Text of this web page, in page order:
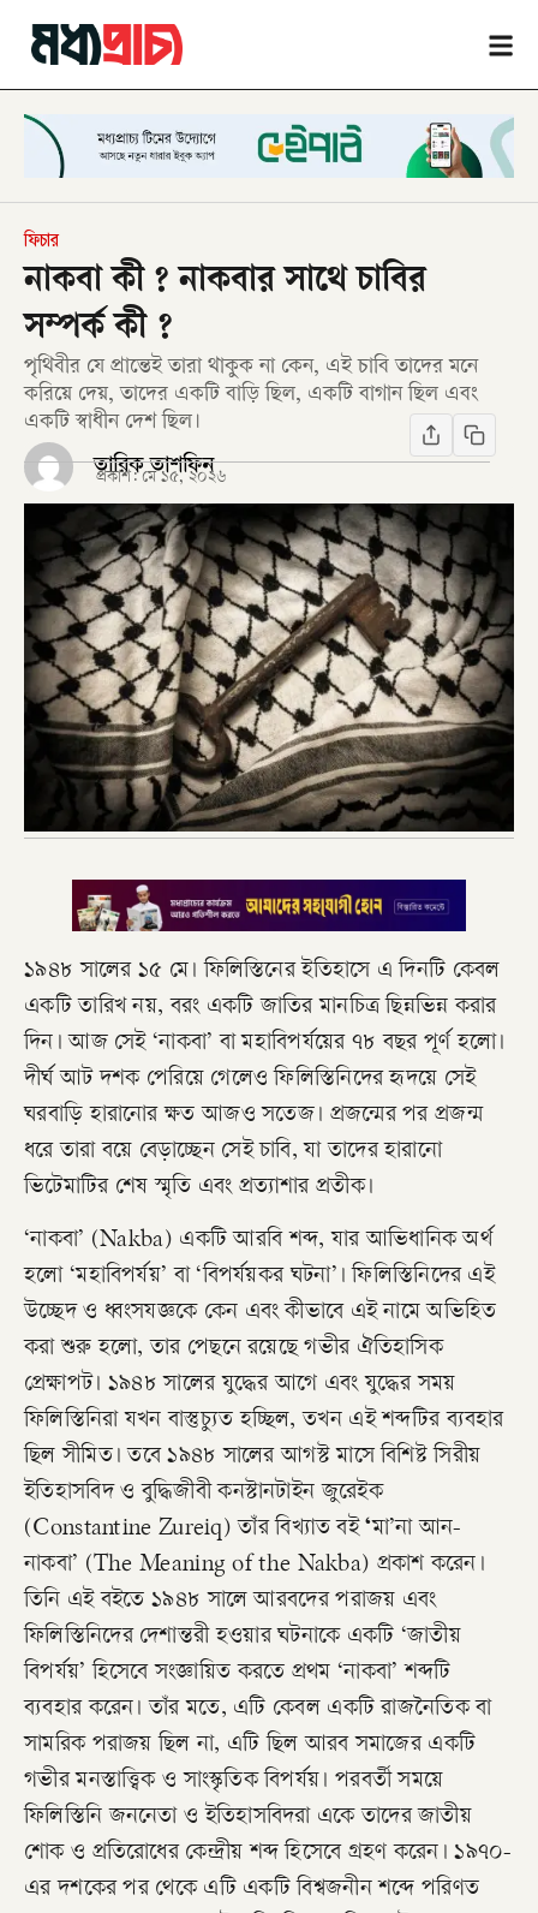
ফিচার
নাকবা কী ? নাকবার সাথে চাবির
সম্পর্ক কী ?
পৃথিবীর যে প্রান্তেই তারা থাকুক না কেন, এই চাবি তাদের মনে
করিয়ে দেয়, তাদের একটি বাড়ি ছিল, একটি বাগান ছিল এবং
একটি স্বাধীন দেশ ছিল।
তারিক তাশফিন
প্রকাশ: মে ১৫, ২০২৬
১৯৪৮ সালের ১৫ মে। ফিলিস্তিনের ইতিহাসে এ দিনটি কেবল
একটি তারিখ নয়, বরং একটি জাতির মানচিত্র ছিন্নভিন্ন করার
দিন। আজ সেই ‘নাকবা’ বা মহাবিপর্যয়ের ৭৮ বছর পূর্ণ হলো।
দীর্ঘ আট দশক পেরিয়ে গেলেও ফিলিস্তিনিদের হৃদয়ে সেই
ঘরবাড়ি হারানোর ক্ষত আজও সতেজ। প্রজন্মের পর প্রজন্ম
ধরে তারা বয়ে বেড়াচ্ছেন সেই চাবি, যা তাদের হারানো
ভিটেমাটির শেষ স্মৃতি এবং প্রত্যাশার প্রতীক।
‘নাকবা’ (Nakba) একটি আরবি শব্দ, যার আভিধানিক অর্থ
হলো ‘মহাবিপর্যয়’ বা ‘বিপর্যয়কর ঘটনা’। ফিলিস্তিনিদের এই
উচ্ছেদ ও ধ্বংসযজ্ঞকে কেন এবং কীভাবে এই নামে অভিহিত
করা শুরু হলো, তার পেছনে রয়েছে গভীর ঐতিহাসিক
প্রেক্ষাপট। ১৯৪৮ সালের যুদ্ধের আগে এবং যুদ্ধের সময়
ফিলিস্তিনিরা যখন বাস্তুচ্যুত হচ্ছিল, তখন এই শব্দটির ব্যবহার
ছিল সীমিত। তবে ১৯৪৮ সালের আগস্ট মাসে বিশিষ্ট সিরীয়
ইতিহাসবিদ ও বুদ্ধিজীবী কনস্টানটাইন জুরেইক
(Constantine Zureiq) তাঁর বিখ্যাত বই‘মা’না আন-
নাকবা’ (The Meaning of the Nakba) প্রকাশ করেন।
তিনি এই বইতে ১৯৪৮ সালে আরবদের পরাজয় এবং
ফিলিস্তিনিদের দেশান্তরী হওয়ার ঘটনাকে একটি ‘জাতীয়
বিপর্যয়’ হিসেবে সংজ্ঞায়িত করতে প্রথম ‘নাকবা’ শব্দটি
ব্যবহার করেন। তাঁর মতে, এটি কেবল একটি রাজনৈতিক বা
সামরিক পরাজয় ছিল না, এটি ছিল আরব সমাজের একটি
গভীর মনস্তাত্ত্বিক ও সাংস্কৃতিক বিপর্যয়। পরবর্তী সময়ে
ফিলিস্তিনি জননেতা ও ইতিহাসবিদরা একে তাদের জাতীয়
শোক ও প্রতিরোধের কেন্দ্রীয় শব্দ হিসেবে গ্রহণ করেন। ১৯৭০-
এর দশকের পর থেকে এটি একটি বিশ্বজনীন শব্দে পরিণত